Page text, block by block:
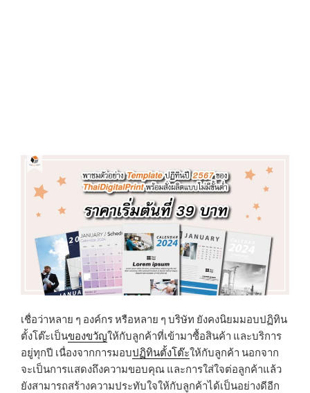
เชื่อว่าหลาย ๆ องค์กร หรือหลาย ๆ บริษัท ยังคงนิยมมอบปฏิทิน
ตั้งโต๊ะเป็นของขวัญให้กับลูกค้าที่เข้ามาซื้อสินค้า และบริการ
อยู่ทุกปี เนื่องจากการมอบปฏิทินตั้งโต๊ะให้กับลูกค้า นอกจาก
จะเป็นการแสดงถึงความขอบคุณ และการใส่ใจต่อลูกค้าแล้ว
ยังสามารถสร้างความประทับใจให้กับลูกค้าได้เป็นอย่างดีอีก